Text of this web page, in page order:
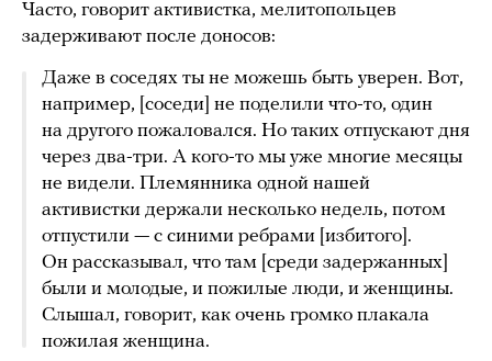
Часто, говорит активистка, мелитопольцев
задерживают после доносов:
Даже в соседях ты не можешь быть уверен. Вот,
например, [соседи] не поделили что-то, один
на другого пожаловался. Но таких отпускают дня
через два-три. А кого-то мы уже многие месяцы
не видели. Племянника одной нашей
активистки держали несколько недель, потом
отпустили — с синими ребрами [избитого].
Он рассказывал, что там [среди задержанных]
были и молодые, и пожилые люди, и женщины.
Слышал, говорит, как очень громко плакала
пожилая женщина.